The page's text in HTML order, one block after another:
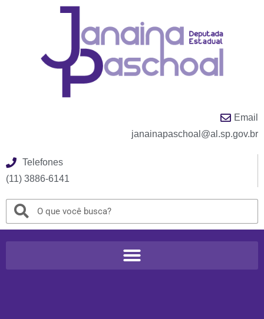
Email
janainapaschoal@al.sp.gov.br
Telefones
(11) 3886-6141